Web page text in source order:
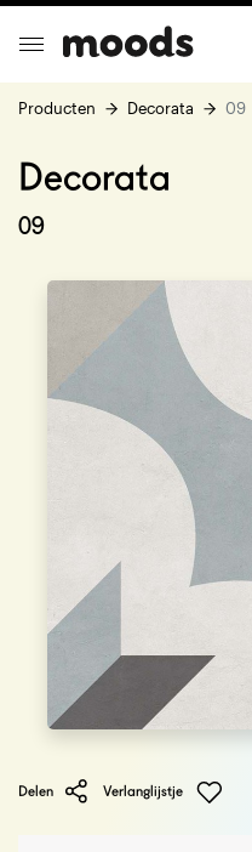
Minimalism
Producten Decorata 09
Decorata
09
Delen Verlanglijstje